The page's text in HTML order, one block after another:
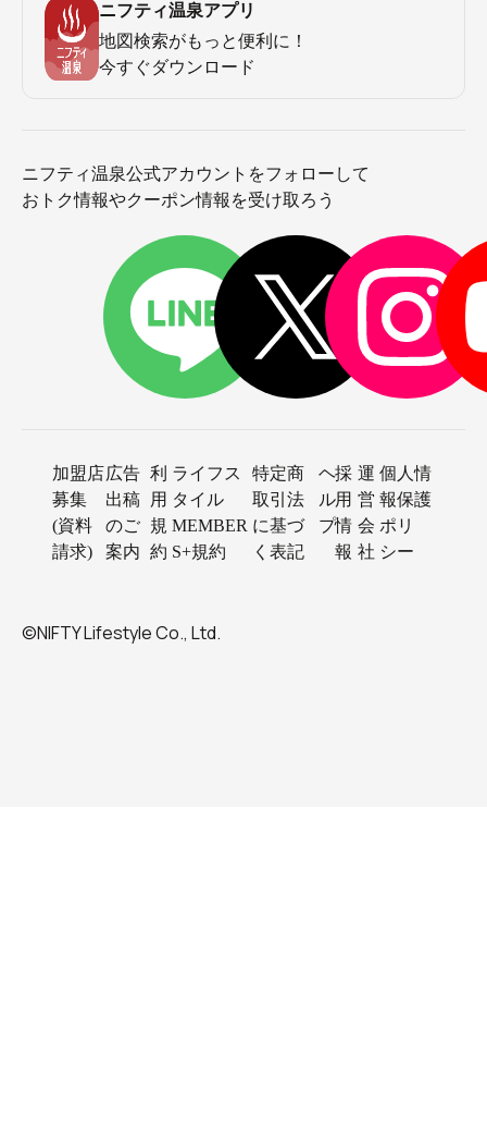
ニフティ温泉アプリ
地図検索がもっと便利に！
今すぐダウンロード
ニフティ温泉公式アカウントをフォローして
おトク情報やクーポン情報を受け取ろう
加盟店
募集
(資料
請求)
広告
出稿
のご
案内
利
用
規
約
ライフス
タイル
MEMBER
S+規約
特定商
取引法
に基づ
く表記
ヘ
ル
プ
採
用
情
報
運
営
会
社
個人情
報保護
ポリ
シー
©NIFTY Lifestyle Co., Ltd.